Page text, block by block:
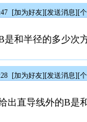
[加为好友][发送消息][
和半径的多少次
[加为好友][发送消息][
出直导线外的B是